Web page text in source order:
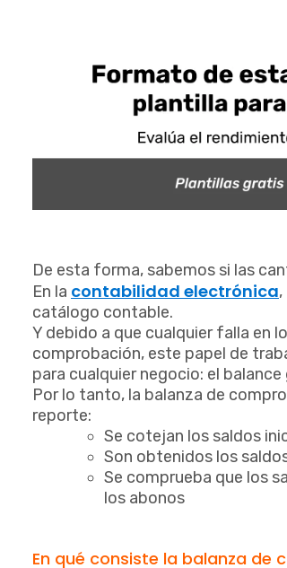
De esta forma, sabemos si las
En la contabilidad electrónica
catálogo contable.
Y debido a que cualquier falla en
comprobación, este papel de
para cualquier negocio: el
Por lo tanto, la balanza de
reporte:
Se cotejan los saldos
Son obtenidos los
Se comprueba que los
los abonos
En qué consiste la balanza de